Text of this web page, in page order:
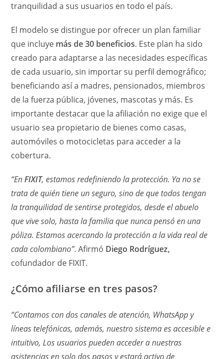
tranquilidad a sus usuarios en todo el país.
El modelo se distingue por ofrecer un plan familiar
que incluye más de 30 beneficios. Este plan ha sido
creado para adaptarse a las necesidades específicas
de cada usuario, sin importar su perfil demográfico;
beneficiando así a madres, pensionados, miembros
de la fuerza pública, jóvenes, mascotas y más. Es
importante destacar que la afiliación no exige que el
usuario sea propietario de bienes como casas,
automóviles o motocicletas para acceder a la
cobertura.
“EnFIXIT, estamos redefiniendo la protección. Ya no se
trata de quién tiene un seguro, sino de que todos tengan
la tranquilidad de sentirse protegidos, desde el abuelo
que vive solo, hasta la familia que nunca pensó en una
póliza. Estamos acercando la protección a la vida real de
cada colombiano”. Afirmó Diego Rodríguez,
cofundador de FIXIT.
¿Cómo afiliarse en tres pasos?
“Contamos con dos canales de atención, WhatsApp y
líneas telefónicas, además, nuestro sistema es accesible e
intuitivo, Los usuarios pueden acceder a nuestras
asistencias en solo dos pasos y estará activo de